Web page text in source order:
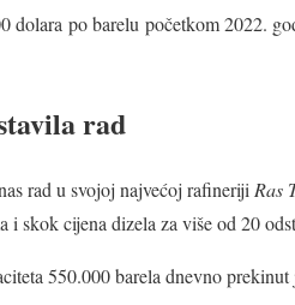
po barelu početkom 2022.
rad
rad u svojoj najvećoj rafineriji Ras
skok cijena dizela za više od 20
550.000 barela dnevno